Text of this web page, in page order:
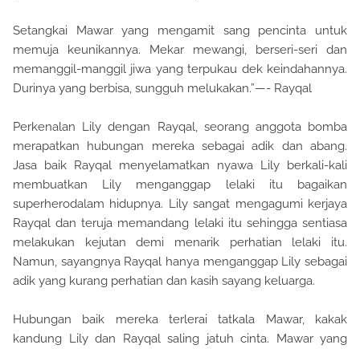
Setangkai Mawar yang mengamit sang pencinta untuk
memuja keunikannya. Mekar mewangi, berseri-seri dan
memanggil-manggil jiwa yang terpukau dek keindahannya.
Durinya yang berbisa, sungguh melukakan.”—- Rayqal
Perkenalan Lily dengan Rayqal, seorang anggota bomba
merapatkan hubungan mereka sebagai adik dan abang.
Jasa baik Rayqal menyelamatkan nyawa Lily berkali-kali
membuatkan Lily menganggap lelaki itu bagaikan
superherodalam hidupnya. Lily sangat mengagumi kerjaya
Rayqal dan teruja memandang lelaki itu sehingga sentiasa
melakukan kejutan demi menarik perhatian lelaki itu.
Namun, sayangnya Rayqal hanya menganggap Lily sebagai
adik yang kurang perhatian dan kasih sayang keluarga.
Hubungan baik mereka terlerai tatkala Mawar, kakak
kandung Lily dan Rayqal saling jatuh cinta. Mawar yang